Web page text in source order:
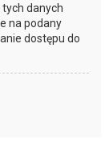
danych
na podany
dostępu do